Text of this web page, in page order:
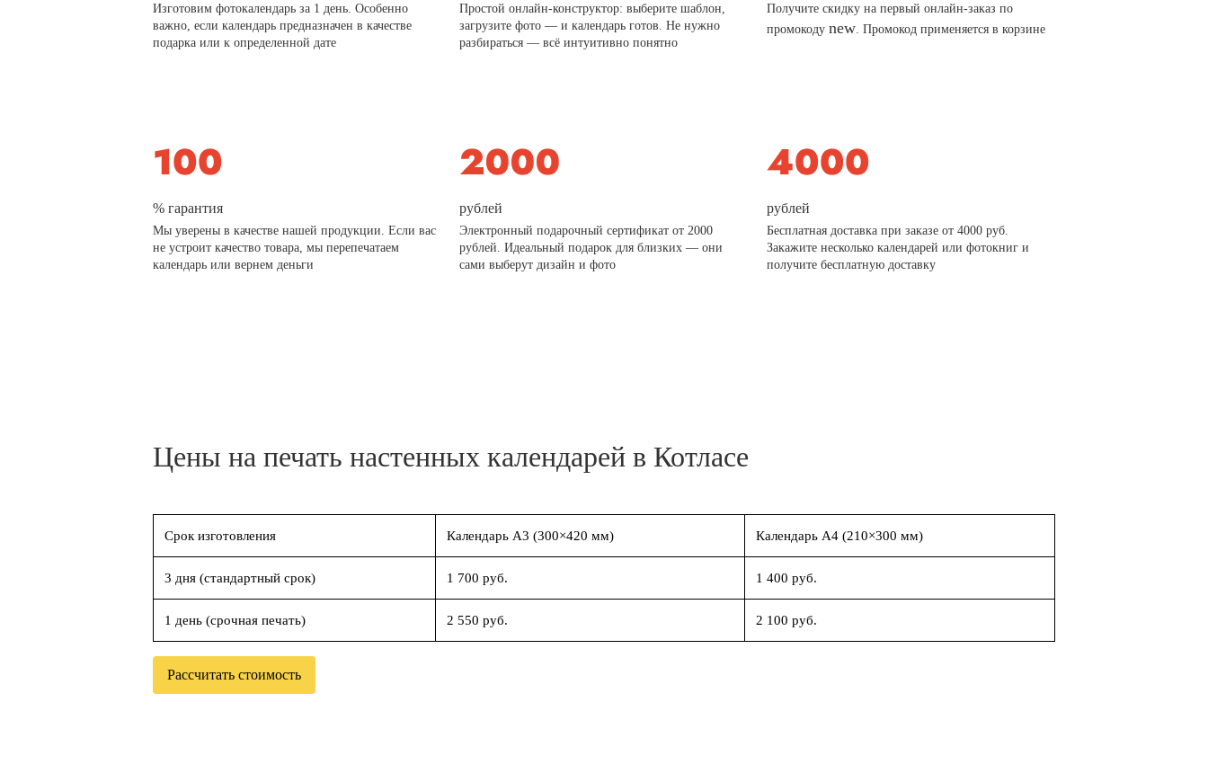
Изготовим фотокалендарь за 1 день. Особенно
важно, если календарь предназначен в качестве
подарка или к определенной дате
Простой онлайн-конструктор: выберите шаблон,
загрузите фото — и календарь готов. Не нужно
разбираться — всё интуитивно понятно
Получите скидку на первый онлайн-заказ по
промокоду new. Промокод применяется в корзине
% гарантия
Мы уверены в качестве нашей продукции. Если вас
не устроит качество товара, мы перепечатаем
календарь или вернем деньги
рублей
Электронный подарочный сертификат от 2000
рублей. Идеальный подарок для близких — они
сами выберут дизайн и фото
рублей
Бесплатная доставка при заказе от 4000 руб.
Закажите несколько календарей или фотокниг и
получите бесплатную доставку
Цены на печать настенных календарей в Котласе
Срок изготовления Календарь А3 (300×420 мм) Календарь А4 (210×300 мм)
3 дня (стандартный срок) 1 700 руб. 1 400 руб.
1 день (срочная печать) 2 550 руб. 2 100 руб.
Рассчитать стоимость